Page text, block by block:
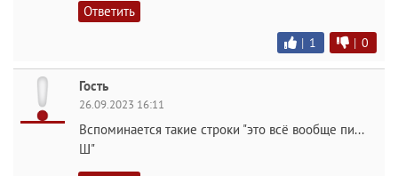
Ответить
| 1 | 0
Гость
26.09.2023 16:11
Вспоминается такие строки "это всё вообще пи...
Ш"